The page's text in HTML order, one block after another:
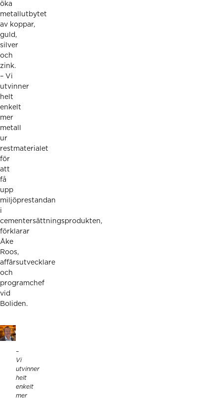
öka
metallutbytet
av koppar,
guld,
silver
och
zink.
– Vi
utvinner
helt
enkelt
mer
metall
ur
restmaterialet
för
att
få
upp
miljöprestandan
i
cementersättningsprodukten,
förklarar
Åke
Roos,
affärsutvecklare
och
programchef
vid
Boliden.
–
Vi
utvinner
helt
enkelt
mer